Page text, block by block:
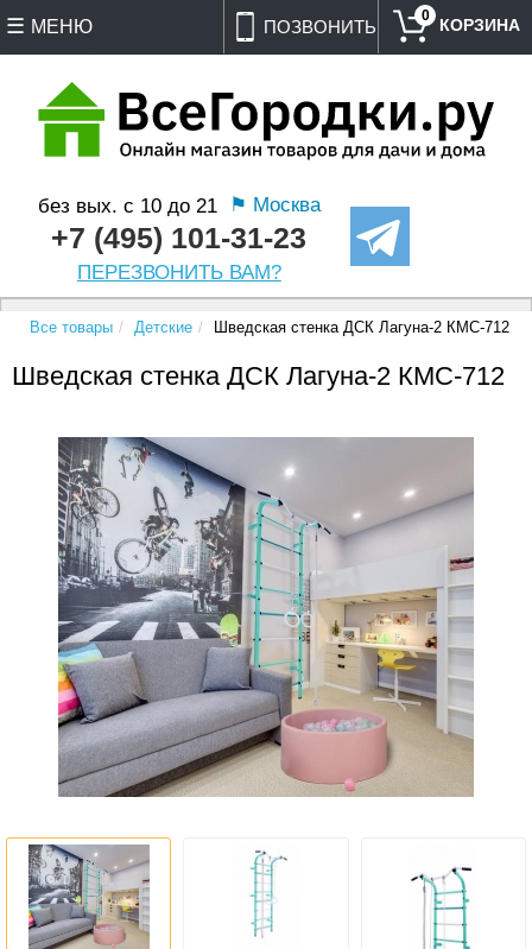
ПОЗВОНИТЬ
без вых. с 10 до 21 ⚑ Москва
+7 (495) 101-31-23
ПЕРЕЗВОНИТЬ ВАМ?
0
МЕНЮ
Все товары Детские Шведская стенка ДСК Лагуна-2 КМС-712
Шведская стенка ДСК Лагуна-2 КМС-712